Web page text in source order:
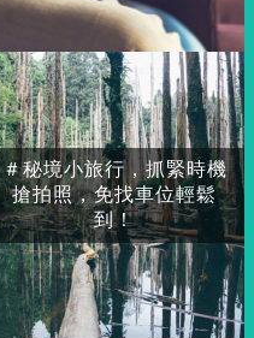
＃秘境小旅行，抓緊時機
搶拍照，免找車位輕鬆
到！